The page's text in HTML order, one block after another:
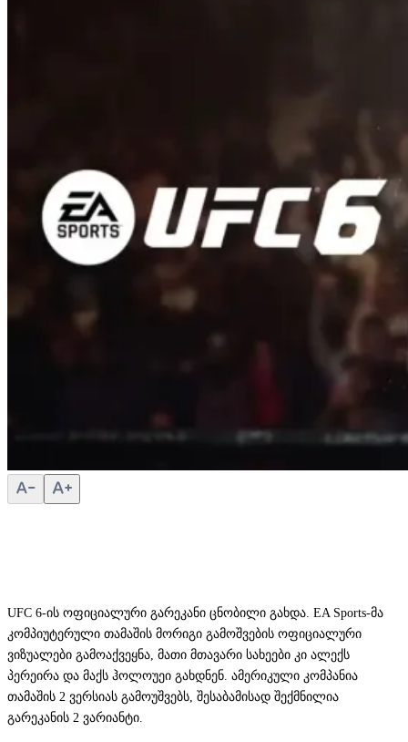
UFC 6-ის ოფიციალური გარეკანი ცნობილი გახდა. EA Sports-მა
კომპიუტერული თამაშის მორიგი გამოშვების ოფიციალური
ვიზუალები გამოაქვეყნა, მათი მთავარი სახეები კი ალექს
პერეირა და მაქს ჰოლოუეი გახდნენ. ამერიკული კომპანია
თამაშის 2 ვერსიას გამოუშვებს, შესაბამისად შექმნილია
გარეკანის 2 ვარიანტი.